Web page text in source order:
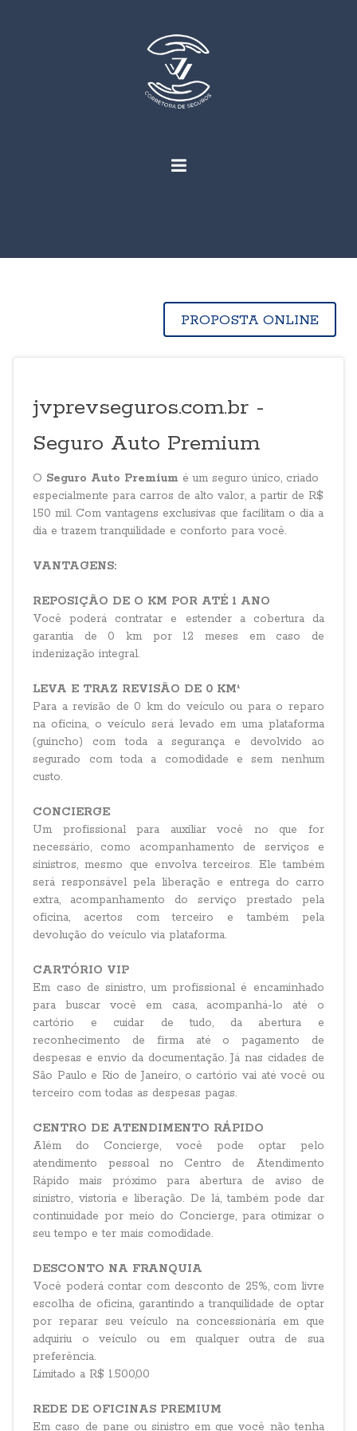
PROPOSTA ONLINE
jvprevseguros.com.br -
Seguro Auto Premium
O Seguro Auto Premium é um seguro único, criado
especialmente para carros de alto valor, a partir de R$
150 mil. Com vantagens exclusivas que facilitam o dia a
dia e trazem tranquilidade e conforto para você.
VANTAGENS:
REPOSIÇÃO DE O KM POR ATÉ 1 ANO
Você poderá contratar e estender a cobertura da
garantia de 0 km por 12 meses em caso de
indenização integral.
LEVA E TRAZ REVISÃO DE 0 KM¹
Para a revisão de 0 km do veículo ou para o reparo
na oficina, o veículo será levado em uma plataforma
(guincho) com toda a segurança e devolvido ao
segurado com toda a comodidade e sem nenhum
custo.
CONCIERGE
Um profissional para auxiliar você no que for
necessário, como acompanhamento de serviços e
sinistros, mesmo que envolva terceiros. Ele também
será responsável pela liberação e entrega do carro
extra, acompanhamento do serviço prestado pela
oficina, acertos com terceiro e também pela
devolução do veículo via plataforma.
CARTÓRIO VIP
Em caso de sinistro, um profissional é encaminhado
para buscar você em casa, acompanhá-lo até o
cartório e cuidar de tudo, da abertura e
reconhecimento de firma até o pagamento de
despesas e envio da documentação. Já nas cidades de
São Paulo e Rio de Janeiro, o cartório vai até você ou
terceiro com todas as despesas pagas.
CENTRO DE ATENDIMENTO RÁPIDO
Além do Concierge, você pode optar pelo
atendimento pessoal no Centro de Atendimento
Rápido mais próximo para abertura de aviso de
sinistro, vistoria e liberação. De lá, também pode dar
continuidade por meio do Concierge, para otimizar o
seu tempo e ter mais comodidade.
DESCONTO NA FRANQUIA
Você poderá contar com desconto de 25%, com livre
escolha de oficina, garantindo a tranquilidade de optar
por reparar seu veículo na concessionária em que
adquiriu o veículo ou em qualquer outra de sua
preferência.
Limitado a R$ 1.500,00
REDE DE OFICINAS PREMIUM
Em caso de pane ou sinistro em que você não tenha